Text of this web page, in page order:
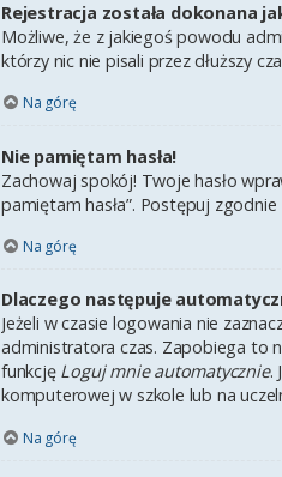
Rejestracja została dokonana
Możliwe, że z jakiegoś powodu
którzy nic nie pisali przez dłuższy
Na górę
Nie pamiętam hasła!
Zachowaj spokój! Twoje hasło
pamiętam hasła”. Postępuj
Na górę
Dlaczego następuje
Jeżeli w czasie logowania nie
administratora czas. Zapobiega to
funkcję Loguj mnie automatycznie.
komputerowej w szkole lub na
Na górę